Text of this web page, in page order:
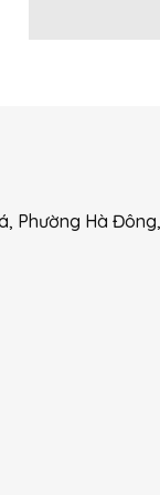
Phường Hà Đông,